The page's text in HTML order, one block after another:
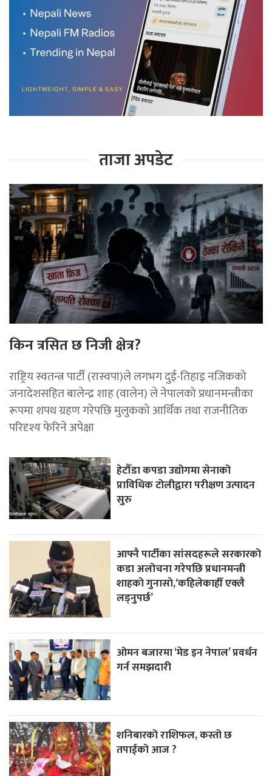
ताजा अपडेट
किन त्रसित छ निजी क्षेत्र?
राष्ट्रिय स्वतन्त्र पार्टी (रास्वपा)ले लगभग दुई-तिहाइ नजिकको
जनादेशसहित बालेन्द्र शाह (वालेन) ले नेपालको प्रधानमन्त्रीका
रूपमा शपथ ग्रहण गरेपछि मुलुकको आर्थिक तथा राजनीतिक
परिदृश्य फेरिने अपेक्षा
हेटौँडा कपडा उद्योगमा सेनाको
प्राविधिक टोलीद्वारा परीक्षण उत्पादन
सुरु
आफ्नै पार्टीका सांसदहरूले सरकारको
कडा अलोचना गरेपछि प्रधानमन्त्री
शाहकाे गुनासाे,‘कहिलेकाहीँ एक्लै
लड्नुपर्छ’
ओमन बजारमा ‘मेड इन नेपाल’ प्रवर्धन
गर्न समझदारी
शनिबारको राशिफल, कस्तो छ
तपाईको आज ?